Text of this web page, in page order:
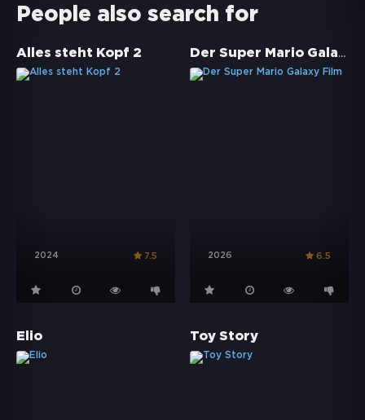
People also search for
Alles steht Kopf 2
2024 7.5
Der Super Mario Galaxy Film
2026 6.5
Elio Toy Story